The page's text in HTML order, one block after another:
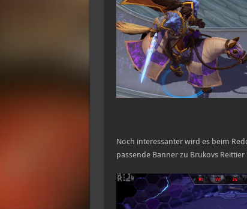
Noch interessanter wird es beim
passende Banner zu Brukovs